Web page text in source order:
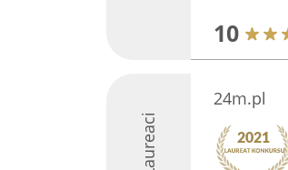
10
Laureaci
24m.pl